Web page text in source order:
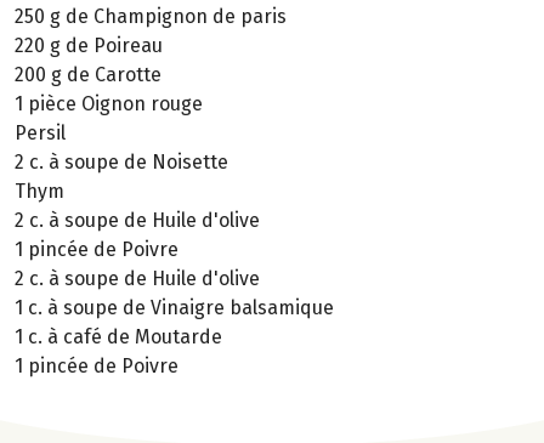
250 g de Champignon de paris
220 g de Poireau
200 g de Carotte
1 pièce Oignon rouge
Persil
2 c. à soupe de Noisette
Thym
2 c. à soupe de Huile d'olive
1 pincée de Poivre
2 c. à soupe de Huile d'olive
1 c. à soupe de Vinaigre balsamique
1 c. à café de Moutarde
1 pincée de Poivre